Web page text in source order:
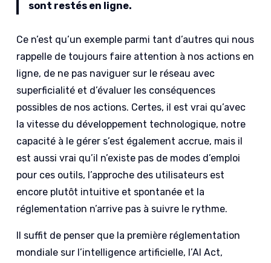
sont restés en ligne.
Ce n’est qu’un exemple parmi tant d’autres qui nous
rappelle de toujours faire attention à nos actions en
ligne, de ne pas naviguer sur le réseau avec
superficialité et d’évaluer les conséquences
possibles de nos actions. Certes, il est vrai qu’avec
la vitesse du développement technologique, notre
capacité à le gérer s’est également accrue, mais il
est aussi vrai qu’il n’existe pas de modes d’emploi
pour ces outils, l’approche des utilisateurs est
encore plutôt intuitive et spontanée et la
réglementation n’arrive pas à suivre le rythme.
Il suffit de penser que la première réglementation
mondiale sur l’intelligence artificielle, l’AI Act,